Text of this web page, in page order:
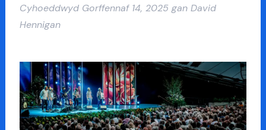
Cyhoeddwyd Gorffennaf 14, 2025gan David
Hennigan